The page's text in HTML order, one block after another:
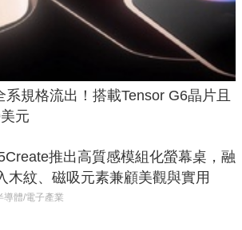
規格流出！搭載Tensor G6晶片且
元
推出高質感模組化螢幕桌，融
木紋、磁吸元素兼顧美觀與實用
導體/電子產業